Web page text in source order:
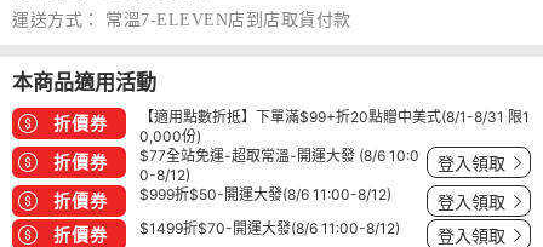
運送方式：
常溫7-ELEVEN店到店取貨付款
本商品適用活動
折價券
【適用點數折抵】下單滿$99+折20點贈中美式(8/1-8/31 限1
0,000份)
折價券
$77全站免運-超取常溫-開運大發 (8/6 10:0
0-8/12)
登入領取
折價券 $999折$50-開運大發(8/6 11:00-8/12) 登入領取
折價券 $1499折$70-開運大發(8/6 11:00-8/12) 登入領取